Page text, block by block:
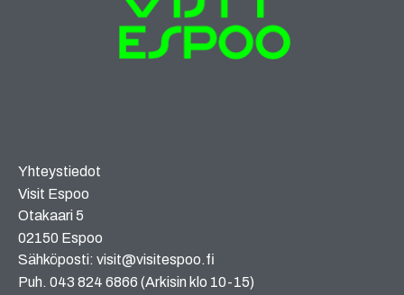
Yhteystiedot
Visit Espoo
Otakaari 5
02150 Espoo
Sähköposti: visit@visitespoo.fi
Puh. 043 824 6866 (Arkisin klo 10-15)